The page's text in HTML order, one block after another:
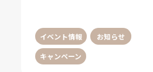
イベント情報 お知らせ
キャンペーン